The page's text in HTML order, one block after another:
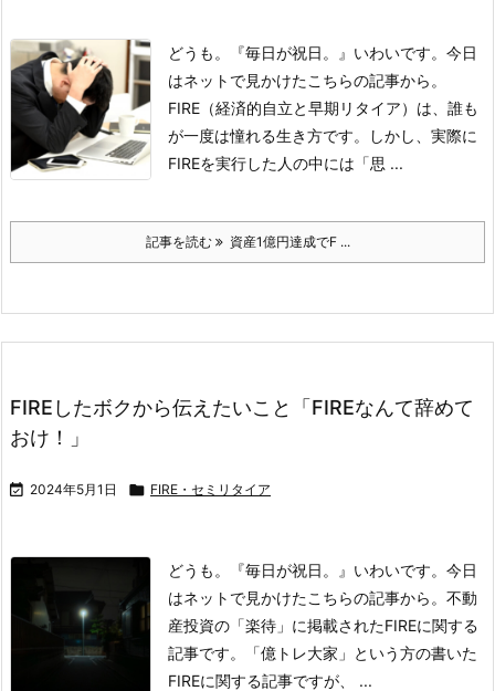
どうも。『毎日が祝日。』いわいです。 今日
はネットで見かけたこちらの記事から。
FIRE（経済的自立と早期リタイア）は、誰も
が一度は憧れる生き方です。
しかし、実際に
FIREを実行した人の中には「思 ...
記事を読む 資産1億円達成でF ...
FIREしたボクから伝えたいこと「FIREなんて辞めて
おけ！」
 2024年5月1日  FIRE・セミリタイア
どうも。『毎日が祝日。』いわいです。 今日
はネットで見かけたこちらの記事から。 不動
産投資の「楽待」に掲載されたFIREに関する
記事です。
「億トレ大家」という方の書いた
FIREに関する記事ですが、 ...